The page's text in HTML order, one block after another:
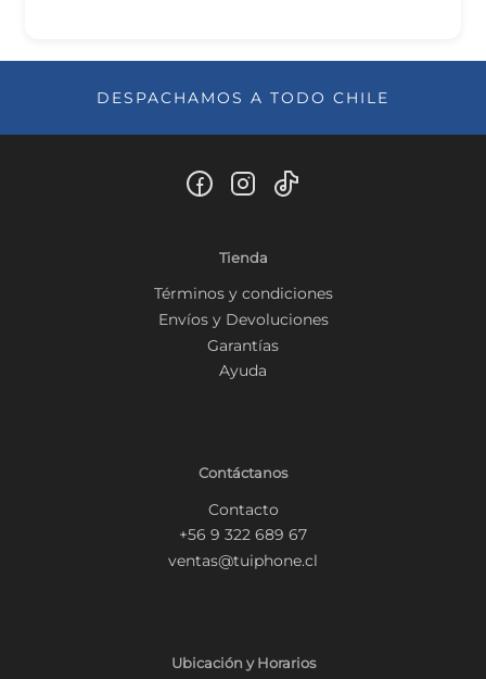
DESPACHAMOS A TODO CHILE
Tienda
Términos y condiciones
Envíos y Devoluciones
Garantías
Ayuda
Contáctanos
Contacto
+56 9 322 689 67
ventas@tuiphone.cl
Ubicación y Horarios